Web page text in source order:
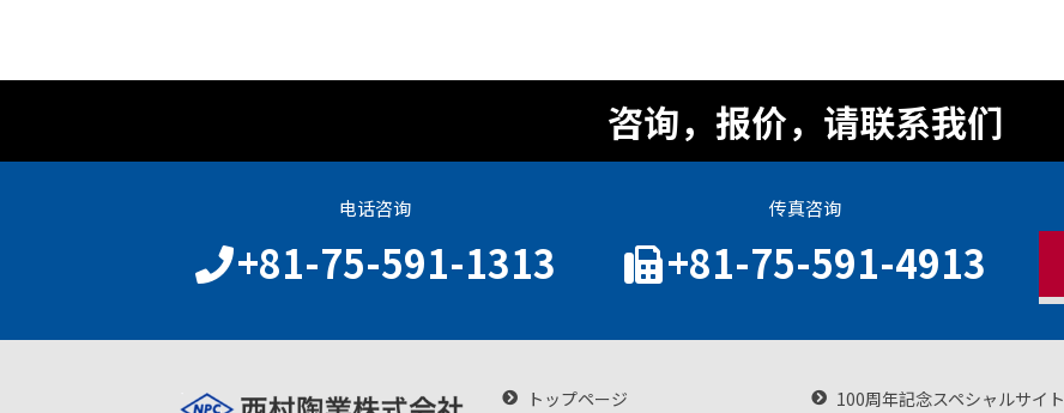
咨询，报价，请联系我们
电话咨询
+81-75-591-1313
传真咨询
+81-75-591-4913
トップページ
100周年記念スペシャルサイト